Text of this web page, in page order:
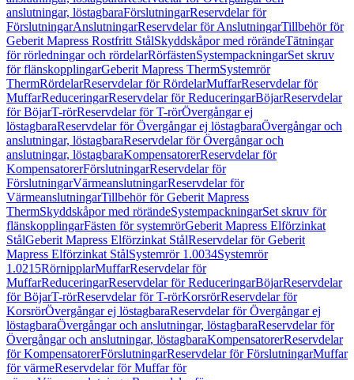
anslutningar, löstagbaraFörslutningarReservdelar för
FörslutningarAnslutningarReservdelar för AnslutningarTillbehör för
Geberit Mapress Rostfritt StålSkyddskåpor med rörändeTätningar
för rörledningar och rördelarRörfästenSystempackningarSet skruv
för flänskopplingarGeberit Mapress ThermSystemrör
ThermRördelarReservdelar för RördelarMuffarReservdelar för
MuffarReduceringarReservdelar för ReduceringarBöjarReservdelar
för BöjarT-rörReservdelar för T-rörÖvergångar ej
löstagbaraReservdelar för Övergångar ej löstagbaraÖvergångar och
anslutningar, löstagbaraReservdelar för Övergångar och
anslutningar, löstagbaraKompensatorerReservdelar för
KompensatorerFörslutningarReservdelar för
FörslutningarVärmeanslutningarReservdelar för
VärmeanslutningarTillbehör för Geberit Mapress
ThermSkyddskåpor med rörändeSystempackningarSet skruv för
flänskopplingarFästen för systemrörGeberit Mapress Elförzinkat
StålGeberit Mapress Elförzinkat StålReservdelar för Geberit
Mapress Elförzinkat StålSystemrör 1.0034Systemrör
1.0215RörnipplarMuffarReservdelar för
MuffarReduceringarReservdelar för ReduceringarBöjarReservdelar
för BöjarT-rörReservdelar för T-rörKorsrörReservdelar för
KorsrörÖvergångar ej löstagbaraReservdelar för Övergångar ej
löstagbaraÖvergångar och anslutningar, löstagbaraReservdelar för
Övergångar och anslutningar, löstagbaraKompensatorerReservdelar
för KompensatorerFörslutningarReservdelar för FörslutningarMuffar
för värmeReservdelar för Muffar för